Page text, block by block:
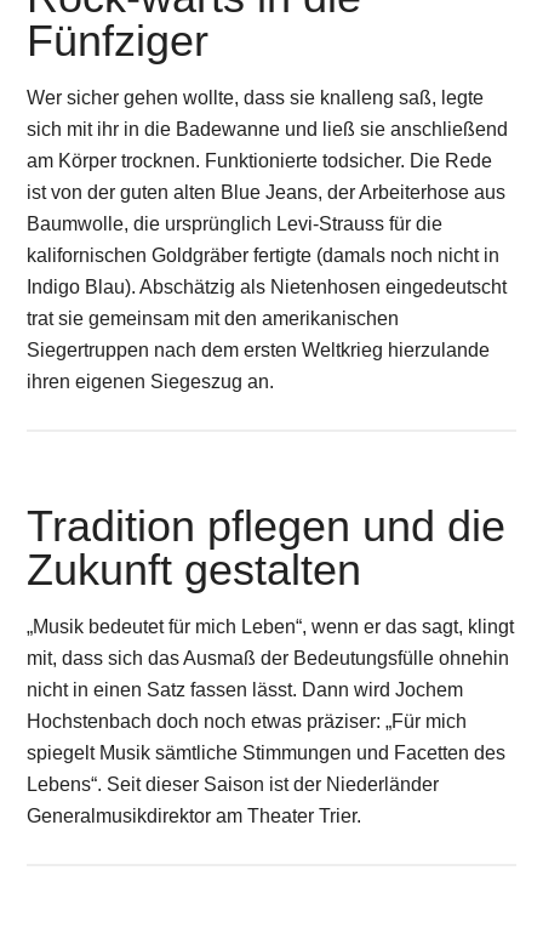
Fünfziger
Wer sicher gehen wollte, dass sie knalleng saß, legte
sich mit ihr in die Badewanne und ließ sie anschließend
am Körper trocknen. Funktionierte todsicher. Die Rede
ist von der guten alten Blue Jeans, der Arbeiterhose aus
Baumwolle, die ursprünglich Levi-Strauss für die
kalifornischen Goldgräber fertigte (damals noch nicht in
Indigo Blau). Abschätzig als Nietenhosen eingedeutscht
trat sie gemeinsam mit den amerikanischen
Siegertruppen nach dem ersten Weltkrieg hierzulande
ihren eigenen Siegeszug an.
Tradition pflegen und die
Zukunft gestalten
„Musik bedeutet für mich Leben“, wenn er das sagt, klingt
mit, dass sich das Ausmaß der Bedeutungsfülle ohnehin
nicht in einen Satz fassen lässt. Dann wird Jochem
Hochstenbach doch noch etwas präziser: „Für mich
spiegelt Musik sämtliche Stimmungen und Facetten des
Lebens“. Seit dieser Saison ist der Niederländer
Generalmusikdirektor am Theater Trier.